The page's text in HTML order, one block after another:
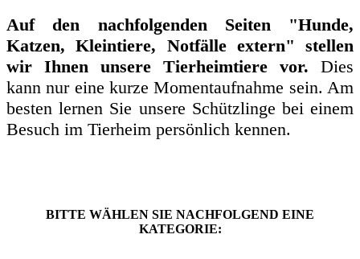
Auf den nachfolgenden Seiten "Hunde,
Katzen, Kleintiere, Notfälle extern" stellen
wir Ihnen unsere Tierheimtiere vor. Dies
kann nur eine kurze Momentaufnahme sein. Am
besten lernen Sie unsere Schützlinge bei einem
Besuch im Tierheim persönlich kennen.
BITTE WÄHLEN SIE NACHFOLGEND EINE
KATEGORIE: